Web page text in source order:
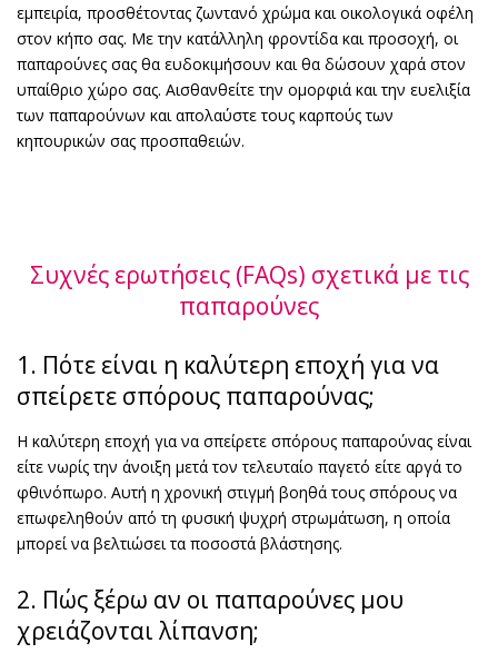
εμπειρία, προσθέτοντας ζωντανό χρώμα και οικολογικά οφέλη
στον κήπο σας. Με την κατάλληλη φροντίδα και προσοχή, οι
παπαρούνες σας θα ευδοκιμήσουν και θα δώσουν χαρά στον
υπαίθριο χώρο σας. Αισθανθείτε την ομορφιά και την ευελιξία
των παπαρούνων και απολαύστε τους καρπούς των
κηπουρικών σας προσπαθειών.
Συχνές ερωτήσεις (FAQs) σχετικά με τις
παπαρούνες
1. Πότε είναι η καλύτερη εποχή για να
σπείρετε σπόρους παπαρούνας;
Η καλύτερη εποχή για να σπείρετε σπόρους παπαρούνας είναι
είτε νωρίς την άνοιξη μετά τον τελευταίο παγετό είτε αργά το
φθινόπωρο. Αυτή η χρονική στιγμή βοηθά τους σπόρους να
επωφεληθούν από τη φυσική ψυχρή στρωμάτωση, η οποία
μπορεί να βελτιώσει τα ποσοστά βλάστησης.
2. Πώς ξέρω αν οι παπαρούνες μου
χρειάζονται λίπανση;